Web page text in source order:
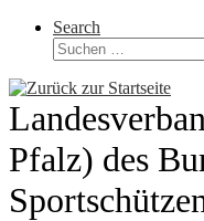
Search
Suche
Pfalz) des